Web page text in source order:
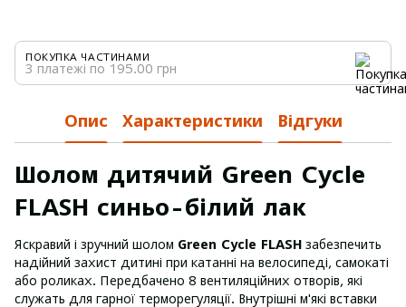
ПОКУПКА ЧАСТИНАМИ
3 платежі по 195.00 грн
Опис Характеристики Відгуки
Шолом дитячий Green Cycle
FLASH синьо-білий лак
Яскравий і зручний шолом Green Cycle FLASH забезпечить
надійний захист дитині при катанні на велосипеді, самокаті
або роликах. Передбачено 8 вентиляційних отворів, які
служать для гарної терморегуляції. Внутрішні м'які вставки